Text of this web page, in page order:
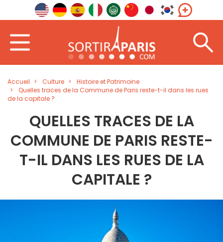
Accueil Culture
Histoire et Patrimoine
Quelles traces de la Commune de Paris reste-t-il dans les rues
de la capitale ?
QUELLES TRACES DE LA
COMMUNE DE PARIS RESTE-
T-IL DANS LES RUES DE LA
CAPITALE ?